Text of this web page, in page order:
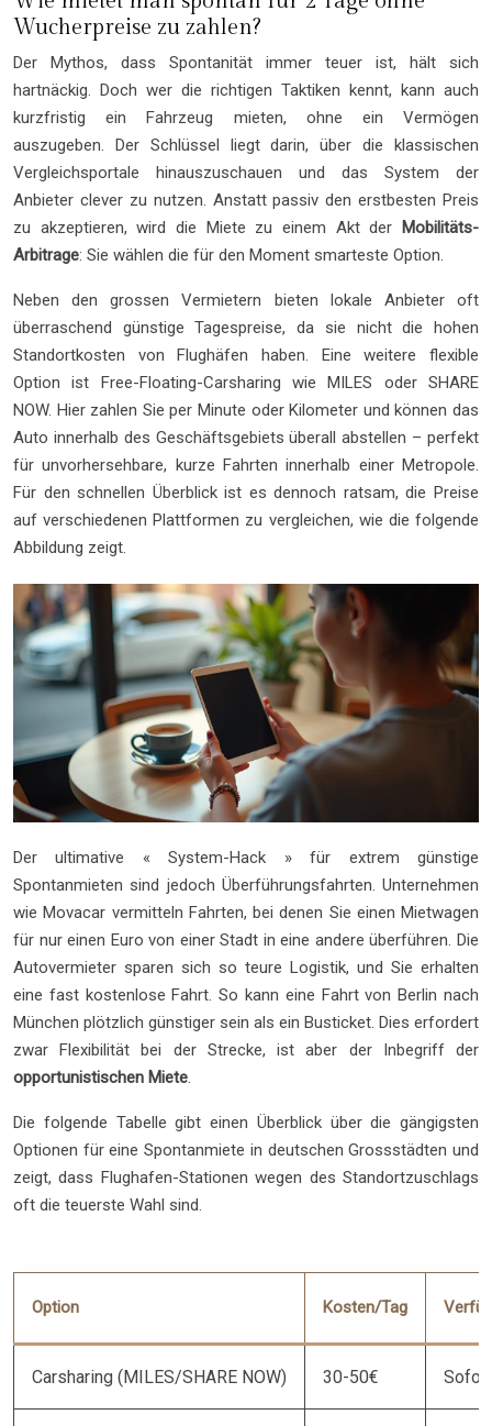
Wucherpreise zu zahlen?
Der Mythos, dass Spontanität immer teuer ist, hält sich
hartnäckig. Doch wer die richtigen Taktiken kennt, kann auch
kurzfristig ein Fahrzeug mieten, ohne ein Vermögen
auszugeben. Der Schlüssel liegt darin, über die klassischen
Vergleichsportale hinauszuschauen und das System der
Anbieter clever zu nutzen. Anstatt passiv den erstbesten Preis
zu akzeptieren, wird die Miete zu einem Akt der
Mobilitäts-
Arbitrage: Sie wählen die für den Moment smarteste Option.
Neben den grossen Vermietern bieten lokale Anbieter oft
überraschend günstige Tagespreise, da sie nicht die hohen
Standortkosten von Flughäfen haben. Eine weitere flexible
Option ist Free-Floating-Carsharing wie MILES oder SHARE
NOW. Hier zahlen Sie per Minute oder Kilometer und können das
Auto innerhalb des Geschäftsgebiets überall abstellen – perfekt
für unvorhersehbare, kurze Fahrten innerhalb einer Metropole.
Für den schnellen Überblick ist es dennoch ratsam, die Preise
auf verschiedenen Plattformen zu vergleichen, wie die folgende
Abbildung zeigt.
Der ultimative « System-Hack » für extrem günstige
Spontanmieten sind jedoch Überführungsfahrten. Unternehmen
wie Movacar vermitteln Fahrten, bei denen Sie einen Mietwagen
für nur einen Euro von einer Stadt in eine andere überführen. Die
Autovermieter sparen sich so teure Logistik, und Sie erhalten
eine fast kostenlose Fahrt. So kann eine Fahrt von Berlin nach
München plötzlich günstiger sein als ein Busticket. Dies erfordert
zwar Flexibilität bei der Strecke, ist aber der Inbegriff der
opportunistischen Miete.
Die folgende Tabelle gibt einen Überblick über die gängigsten
Optionen für eine Spontanmiete in deutschen Grossstädten und
zeigt, dass Flughafen-Stationen wegen des Standortzuschlags
oft die teuerste Wahl sind.
Option Kosten/Tag
Carsharing (MILES/SHARE NOW) 30-50€